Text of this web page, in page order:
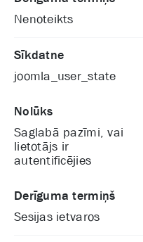
Nenoteikts
Sīkdatne
joomla_user_state
Nolūks
Saglabā pazīmi, vai
lietotājs ir
autentificējies
Derīguma termiņš
Sesijas ietvaros